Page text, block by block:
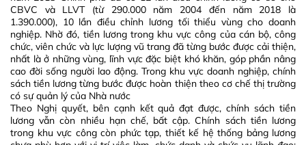
CBVC và LLVT (từ 290.000 năm 2004 đến năm 2018 là
1.390.000), 10 lần điều chỉnh lương tối thiểu vùng cho doanh
nghiệp. Nhờ đó, tiền lương trong khu vực công của cán bộ, công
chức, viên chức và lực lượng vũ trang đã từng bước được cải thiện,
nhất là ở những vùng, lĩnh vực đặc biệt khó khăn, góp phần nâng
cao đời sống người lao động. Trong khu vực doanh nghiệp, chính
sách tiền lương từng bước được hoàn thiện theo cơ chế thị trường
có sự quản lý của Nhà nước
Theo Nghị quyết, bên cạnh kết quả đạt được, chính sách tiền
lương vẫn còn nhiều hạn chế, bất cập. Chính sách tiền lương
trong khu vực công còn phức tạp, thiết kế hệ thống bảng lương